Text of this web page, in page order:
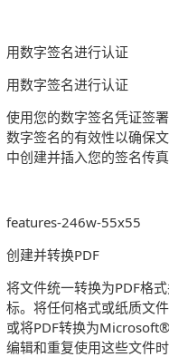
用数字签名进行认证
用数字签名进行认证
使用您的数字签名凭证签
数字签名的有效性以确保
中创建并插入您的签名传真
features-246w-55x55
创建并转换PDF
将文件统一转换为PDF格
标。将任何格式或纸质文
或将PDF转换为
编辑和重复使用这些文件